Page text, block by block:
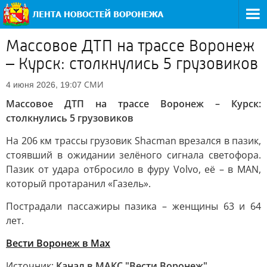
Массовое ДТП на трассе Воронеж
– Курск: столкнулись 5 грузовиков
4 июня 2026, 19:07 СМИ
Массовое ДТП на трассе Воронеж – Курск:
столкнулись 5 грузовиков
На 206 км трассы грузовик Shacman врезался в пазик,
стоявший в ожидании зелёного сигнала светофора.
Пазик от удара отбросило в фуру Volvo, её – в МАN,
который протаранил «Газель».
Пострадали пассажиры пазика – женщины 63 и 64
лет.
Вести Воронеж в Max